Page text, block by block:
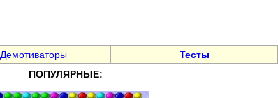
Демотиваторы Тесты
ПОПУЛЯРНЫЕ: